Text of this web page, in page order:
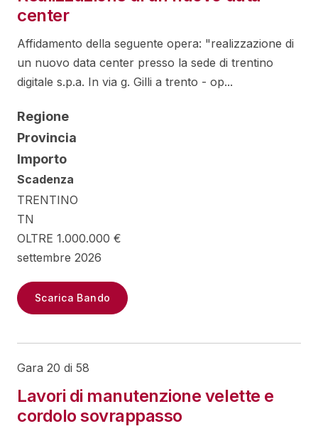
center
Affidamento della seguente opera: "realizzazione di
un nuovo data center presso la sede di trentino
digitale s.p.a. In via g. Gilli a trento - op...
Regione
Provincia
Importo
Scadenza
TRENTINO
TN
OLTRE 1.000.000 €
settembre 2026
Scarica Bando
Gara 20 di 58
Lavori di manutenzione velette e
cordolo sovrappasso